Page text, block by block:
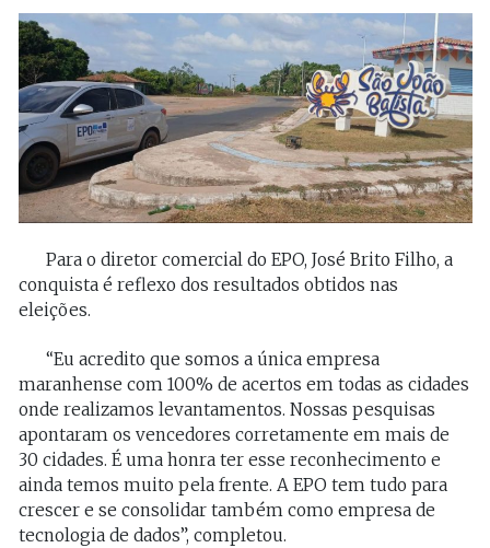
Para o diretor comercial do EPO, José Brito Filho, a
conquista é reflexo dos resultados obtidos nas
eleições.
“Eu acredito que somos a única empresa
maranhense com 100% de acertos em todas as cidades
onde realizamos levantamentos. Nossas pesquisas
apontaram os vencedores corretamente em mais de
30 cidades. É uma honra ter esse reconhecimento e
ainda temos muito pela frente. A EPO tem tudo para
crescer e se consolidar também como empresa de
tecnologia de dados”, completou.